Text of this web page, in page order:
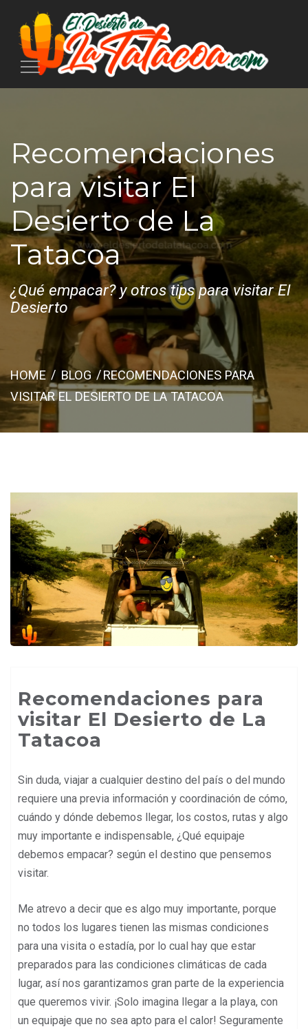
Toggle
Recomendaciones
para visitar El
Desierto de La
Tatacoa
¿Qué empacar? y otros tips para visitar El
Desierto
HOME BLOG
RECOMENDACIONES PARA
VISITAR EL DESIERTO DE LA TATACOA
Recomendaciones para
visitar El Desierto de La
Tatacoa
Sin duda, viajar a cualquier destino del país o del mundo
requiere una previa información y coordinación de cómo,
cuándo y dónde debemos llegar, los costos, rutas y algo
muy importante e indispensable, ¿Qué equipaje
debemos empacar? según el destino que pensemos
visitar.
Me atrevo a decir que es algo muy importante, porque
no todos los lugares tienen las mismas condiciones
para una visita o estadía, por lo cual hay que estar
preparados para las condiciones climáticas de cada
lugar, así nos garantizamos gran parte de la experiencia
que queremos vivir. ¡Solo imagina llegar a la playa, con
un equipaje que no sea apto para el calor! Seguramente